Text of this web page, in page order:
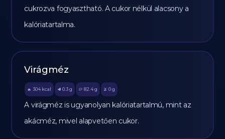
cukrozva fogyasztható. A cukor nélkül alacsony a
kalóriatartalma.
Virágméz
🔥 304 kcal 🥩 0.3 g 🥔 82.4g 🫒 0 g
A virágméz is ugyanolyan kalóriatartalmú, mint az
akácméz, mivel alapvetően cukor.